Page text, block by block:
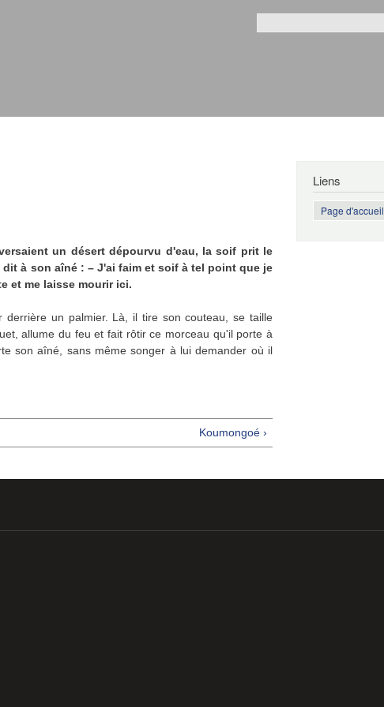
Formulaire de recherche
un désert dépourvu d'eau, la soif prit le
à son aîné : – J'ai faim et soif à tel point que je
et me laisse mourir ici.
un palmier. Là, il tire son couteau, se taille
allume du feu et fait rôtir ce morceau qu'il porte à
son aîné, sans même songer à lui demander où il
Koumongoé ›
Liens
Page d'accueil